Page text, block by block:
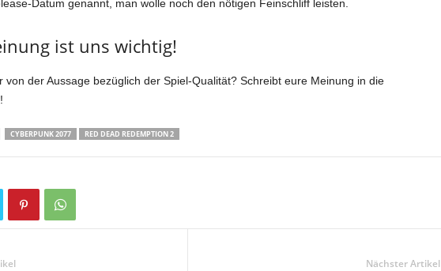
Datum genannt, man wolle noch den nötigen Feinschliff leisten.
ist uns wichtig!
von der Aussage bezüglich der Spiel-Qualität? Schreibt eure Meinung in die
CYBERPUNK 2077 RED DEAD REDEMPTION 2
Nächster Artikel